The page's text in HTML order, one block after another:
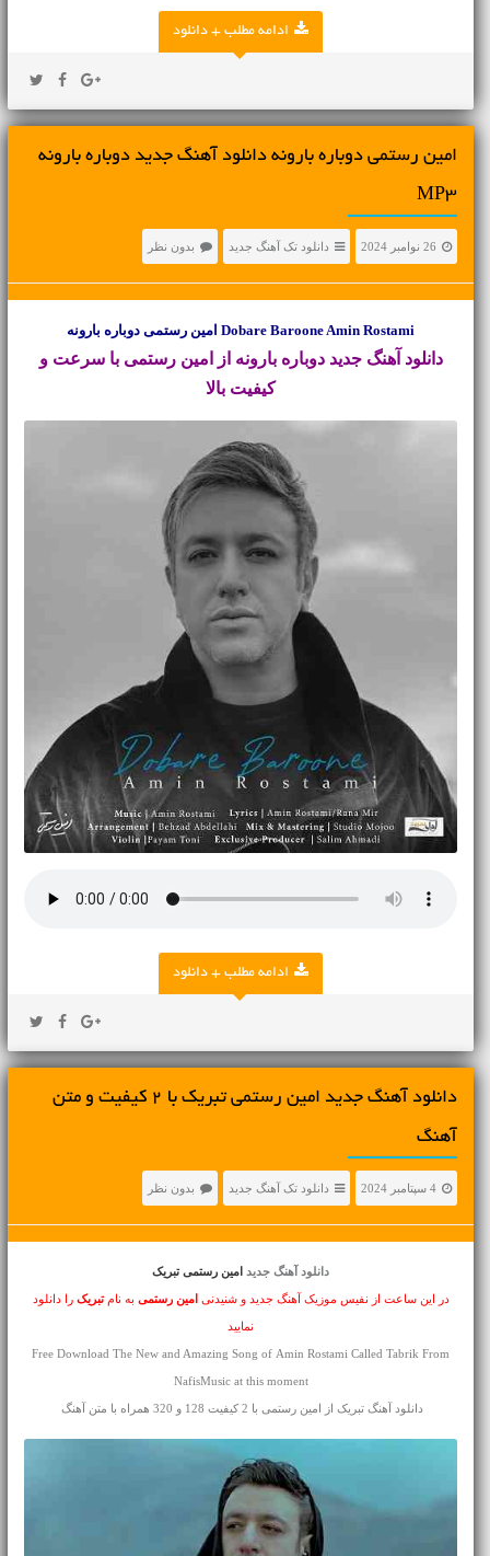
ادامه مطلب + دانلود
امین رستمی دوباره بارونه دانلود آهنگ جدید دوباره بارونه
MP3
26 نوامبر 2024 دانلود تک آهنگ جدید بدون نظر
Dobare Baroone Amin Rostami امین رستمی دوباره بارونه
دانلود آهنگ جدید دوباره بارونه از امین رستمی با سرعت و
کیفیت بالا
ادامه مطلب + دانلود
دانلود آهنگ جديد امین رستمی تبریک با 2 کیفیت و متن
آهنگ
4 سپتامبر 2024 دانلود تک آهنگ جدید بدون نظر
دانلود آهنگ جدیدامین رستمی تبریک
در این ساعت از نفیس موزیک آهنگ جدید و شنیدنی امین رستمی به نامتبریک را دانلود
نمایید
Free Download The New and Amazing Song of Amin Rostami Called Tabrik From
NafisMusic at this moment
دانلود آهنگ تبریک از امین رستمی با 2 کیفیت 128 و 320 همراه با متن آهنگ